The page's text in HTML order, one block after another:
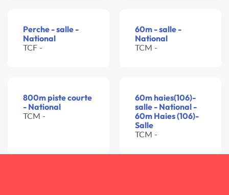
Perche - salle -
National
TCF -
60m - salle -
National
TCM -
800m piste courte
- National
TCM -
60m haies(106)-
salle - National -
60m Haies (106)-
Salle
TCM -